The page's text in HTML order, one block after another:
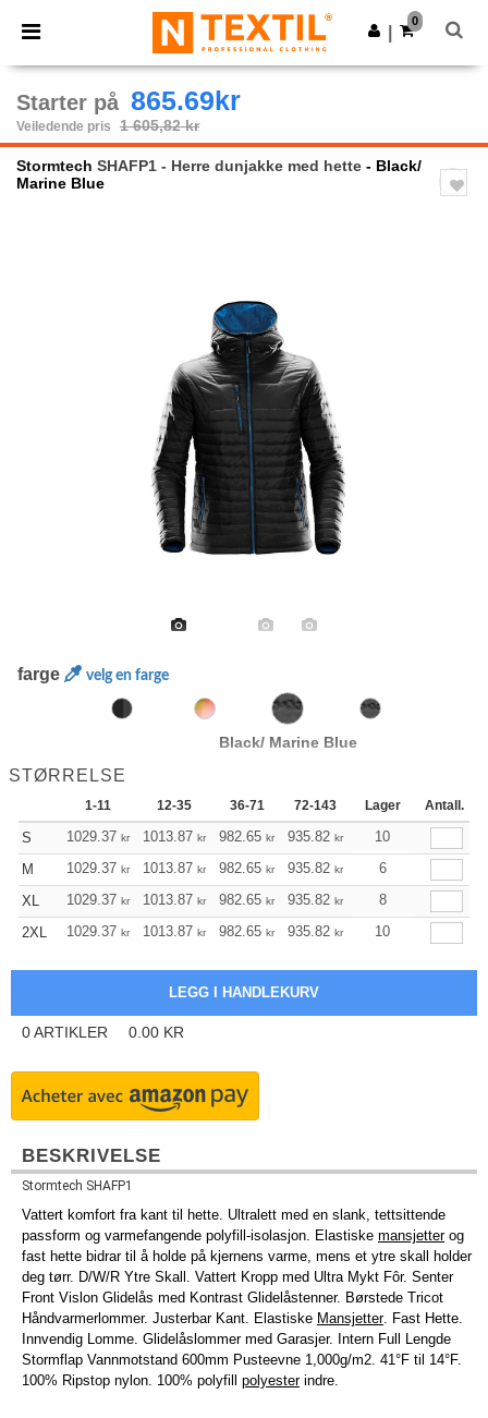
× Ntextil-app
Bedre priser i appen!
Last ned app
0
Starter på 865.69kr
Veiledende pris 1 605,82 kr
Stormtech SHAFP1 - Herre dunjakke med hette - Black/
Marine Blue
farge velg en farge
Black/ Marine Blue
STØRRELSE
1-11 12-35 36-71 72-143 144-287 288 +
Lager Antall.
S 1029.37 kr 1013.87 kr 982.65 kr 935.82 kr 889.10
10
M
1029.37 kr 1013.87 kr 982.65 kr 935.82 kr 889.10
6
XL
1029.37 kr 1013.87 kr 982.65 kr 935.82 kr 889.10
8
2XL
1029.37 kr 1013.87 kr 982.65 kr 935.82 kr 889.10
10
0ARTIKLER 0.00 KR
BESKRIVELSE
Stormtech SHAFP1
Vattert komfort fra kant til hette. Ultralett med en slank, tettsittende
passform og varmefangende polyfill-isolasjon. Elastiske mansjetterog
fast hette bidrar til å holde på kjernens varme, mens et ytre skall holder
deg tørr. D/W/R Ytre Skall. Vattert Kropp med Ultra Mykt Fôr. Senter
Front Vislon Glidelås med Kontrast Glidelåstenner. Børstede Tricot
Håndvarmerlommer. Justerbar Kant. Elastiske Mansjetter. Fast Hette.
Innvendig Lomme. Glidelåslommer med Garasjer. Intern Full Lengde
Stormflap Vannmotstand 600mm Pusteevne 1,000g/m2. 41°F til 14°F.
100% Ripstop nylon. 100% polyfill polyesterindre.